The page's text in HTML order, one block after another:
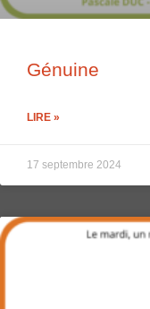
Génuine
LIRE »
17 septembre 2024